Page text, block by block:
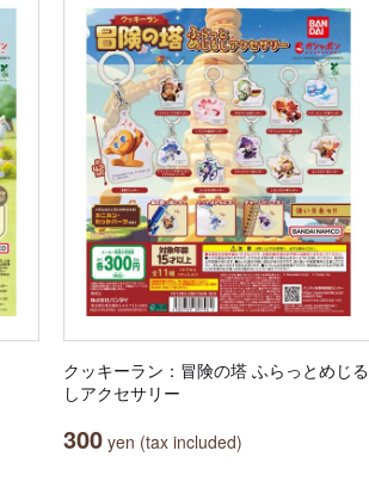
クッキーラン：冒険の塔 ふらっとめじる
しアクセサリー
300 yen (tax included)